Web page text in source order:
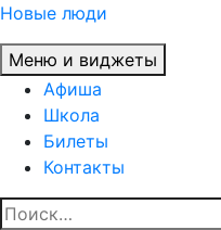
Перейти
к
содержимому
Новые люди
Меню и виджеты
Афиша
Школа
Билеты
Контакты
Найти: